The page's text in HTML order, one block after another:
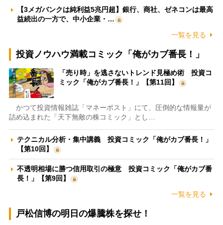
【3メガバンクは純利益5兆円超】銀行、商社、ゼネコンは最高
益続出の一方で、中小企業・…
一覧を見る
投資ノウハウ満載コミック「俺がカブ番長！」
「売り時」を逃さないトレンド見極め術 投資コ
ミック「俺がカブ番長！」【第11回】
かつて投資情報雑誌「マネーポスト」にて、圧倒的な情報量が
詰め込まれた「天下無敵の株コミック」とし…
テクニカル分析・集中講義 投資コミック「俺がカブ番長！」
【第10回】
不透明相場に勝つ信用取引の極意 投資コミック「俺がカブ番
長！」【第9回】
一覧を見る
戸松信博の明日の爆騰株を探せ！